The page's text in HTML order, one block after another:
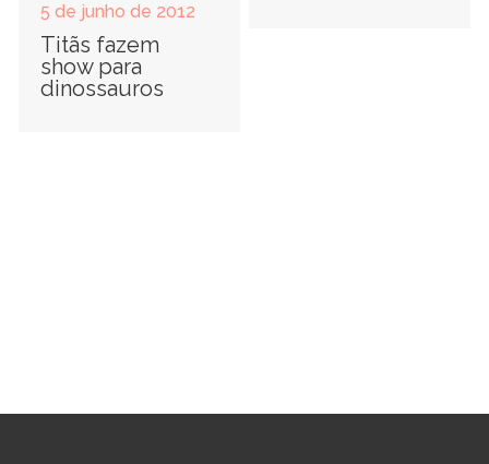
5 de junho de 2012
Titãs fazem
show para
dinossauros